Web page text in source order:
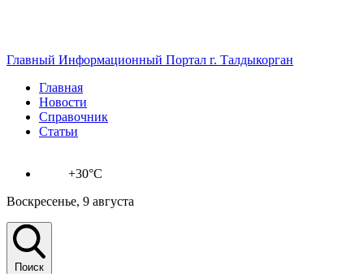
Главный Информационный Портал г. Талдыкорган
Главная
Новости
Справочник
Статьи
+30°C
Воскресенье, 9 августа
Поиск